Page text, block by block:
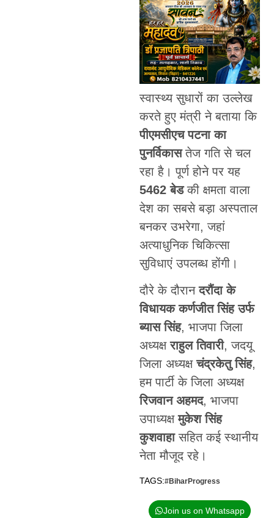
स्वास्थ्य सुधारों का उल्लेख
करते हुए मंत्री ने बताया कि
पीएमसीएच पटना का
पुनर्विकासतेज गति से चल
रहा है। पूर्ण होने पर यह
5462 बेडकी क्षमता वाला
देश का सबसे बड़ा अस्पताल
बनकर उभरेगा, जहां
अत्याधुनिक चिकित्सा
सुविधाएं उपलब्ध होंगी।
दौरे के दौरानदरौंदा के
विधायक कर्णजीत सिंह उर्फ
ब्यास सिंह, भाजपा जिला
अध्यक्षराहुल तिवारी, जदयू
जिला अध्यक्षचंद्रकेतु सिंह,
हम पार्टी के जिला अध्यक्ष
रिजवान अहमद, भाजपा
उपाध्यक्षमुकेश सिंह
कुशवाहासहित कई स्थानीय
नेता मौजूद रहे।
TAGS:#BiharProgress
Join us on Whatsapp